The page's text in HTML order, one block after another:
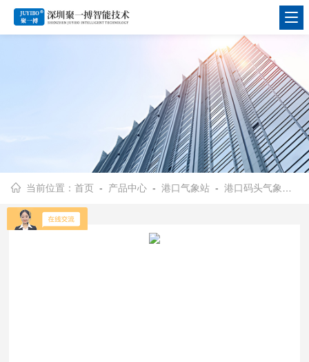
当前位置：首页 - 产品中心 -港口气象站 -港口码头气象站